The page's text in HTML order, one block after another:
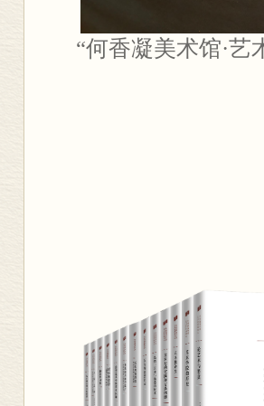
“何香凝美术馆·艺